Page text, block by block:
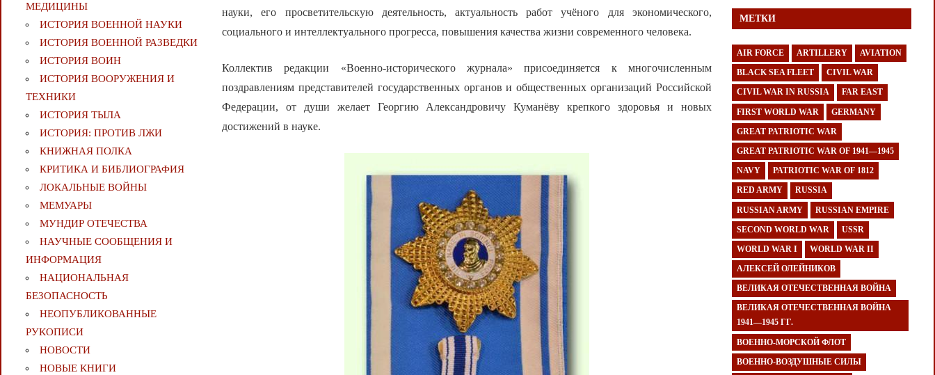
науки, его просветительскую деятельность, актуальность работ учёного для экономического,
социального и интеллектуального прогресса, повышения качества жизни современного человека.
Коллектив редакции «Военно-исторического журнала» присоединяется к многочисленным
поздравлениям представителей государственных органов и общественных организаций Российской
Федерации, от души желает Георгию Александровичу Куманёву крепкого здоровья и новых
достижений в науке.
МЕДИЦИНЫ
ИСТОРИЯ ВОЕННОЙ НАУКИ
ИСТОРИЯ ВОЕННОЙ РАЗВЕДКИ
ИСТОРИЯ ВОИН
ИСТОРИЯ ВООРУЖЕНИЯ И
ТЕХНИКИ
ИСТОРИЯ ТЫЛА
ИСТОРИЯ: ПРОТИВ ЛЖИ
КНИЖНАЯ ПОЛКА
КРИТИКА И БИБЛИОГРАФИЯ
ЛОКАЛЬНЫЕ ВОЙНЫ
МЕМУАРЫ
МУНДИР ОТЕЧЕСТВА
НАУЧНЫЕ СООБЩЕНИЯ И
ИНФОРМАЦИЯ
НАЦИОНАЛЬНАЯ
БЕЗОПАСНОСТЬ
НЕОПУБЛИКОВАННЫЕ
РУКОПИСИ
НОВОСТИ
НОВЫЕ КНИГИ
МЕТКИ
AIR FORCE ARTILLERY AVIATION
BLACK SEA FLEET CIVIL WAR
CIVIL WAR IN RUSSIA FAR EAST
FIRST WORLD WAR GERMANY
GREAT PATRIOTIC WAR
GREAT PATRIOTIC WAR OF 1941—1945
NAVY PATRIOTIC WAR OF 1812
RED ARMY RUSSIA
RUSSIAN ARMY RUSSIAN EMPIRE
SECOND WORLD WAR USSR
WORLD WAR I WORLD WAR II
АЛЕКСЕЙ ОЛЕЙНИКОВ
ВЕЛИКАЯ ОТЕЧЕСТВЕННАЯ ВОЙНА
ВЕЛИКАЯ ОТЕЧЕСТВЕННАЯ ВОЙНА
1941—1945 ГГ.
ВОЕННО-МОРСКОЙ ФЛОТ
ВОЕННО-ВОЗДУШНЫЕ СИЛЫ